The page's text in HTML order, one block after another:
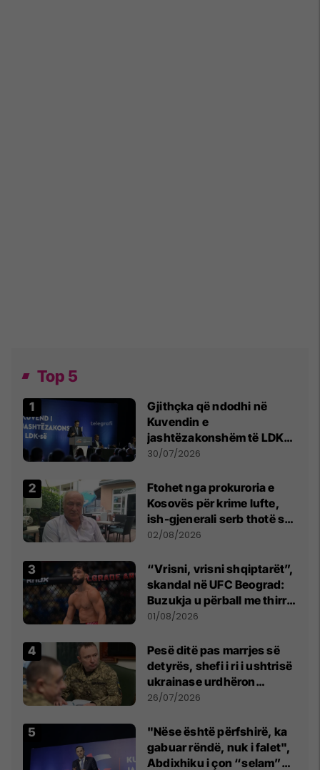
Top 5
Gjithçka që ndodhi në
Kuvendin e
jashtëzakonshëm të LDK-
së
30/07/2026
Ftohet nga prokuroria e
Kosovës për krime lufte,
ish-gjenerali serb thotë se
dikush e tradhtoi në
02/08/2026
“Vrisni, vrisni shqiptarët”,
skandal në UFC Beograd:
Buzukja u përball me thirrje
anti-shqiptare nga
01/08/2026
Pesë ditë pas marrjes së
detyrës, shefi i ri i ushtrisë
ukrainase urdhëron
kontroll të madh
26/07/2026
"Nëse është përfshirë, ka
gabuar rëndë, nuk i falet",
Abdixhiku i çon “selam”